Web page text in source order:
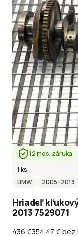
12 mes. záruka
1 ks
BMW
2005–2013
Hriadeľ
2013 7529071
436 €354.47 €bez